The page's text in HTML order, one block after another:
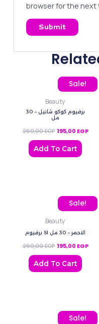
browser for the next
Sale!
Beauty
برفيوم كوكو شانيل – 30
مل
260,00EGP
Original price
195,00 EGP
Add To Cart
Sale!
Beauty
برفيوم SI الاحمر – 30 مل
260,00EGP
Original price
195,00 EGP
Add To Cart
Sale!
Original price